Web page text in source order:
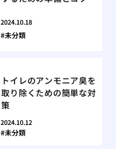
2024.10.18
未分類
トイレのアンモニア臭を
取り除くための簡単な対
策
2024.10.12
未分類